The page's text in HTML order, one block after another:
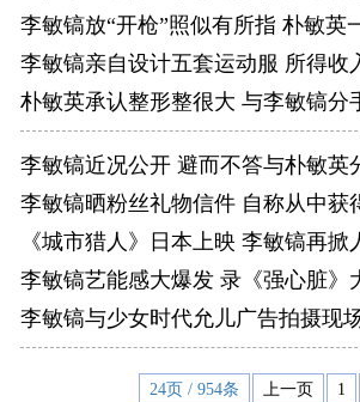
李敏镐放“开枪”照似有所指 朴敏英
李敏镐亲自设计五套运动服 所得收
朴敏英承认整形整很大 与李敏镐分
李敏镐近况公开 避而不答与朴敏英
李敏镐晒粉丝礼物信件 自称从中获
《城市猎人》日本上映 李敏镐再掀
李敏镐艺能感大爆发 录《强心脏》
李敏镐与少女时代允儿广告拍摄现
24页 / 954条 上一页 1